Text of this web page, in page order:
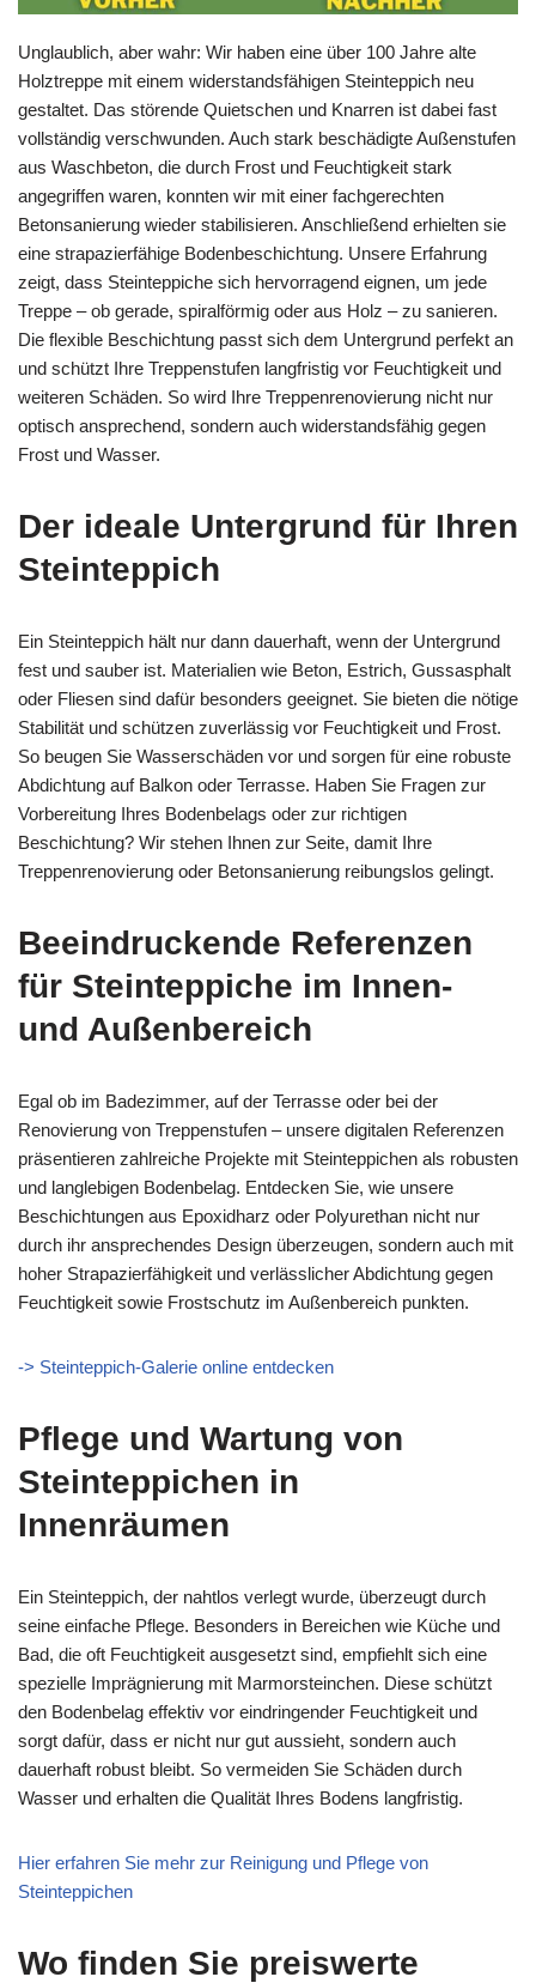
Unglaublich, aber wahr: Wir haben eine über 100 Jahre alte
Holztreppe mit einem widerstandsfähigen Steinteppich neu
gestaltet. Das störende Quietschen und Knarren ist dabei fast
vollständig verschwunden. Auch stark beschädigte Außenstufen
aus Waschbeton, die durch Frost und Feuchtigkeit stark
angegriffen waren, konnten wir mit einer fachgerechten
Betonsanierung wieder stabilisieren. Anschließend erhielten sie
eine strapazierfähige Bodenbeschichtung. Unsere Erfahrung
zeigt, dass Steinteppiche sich hervorragend eignen, um jede
Treppe – ob gerade, spiralförmig oder aus Holz – zu sanieren.
Die flexible Beschichtung passt sich dem Untergrund perfekt an
und schützt Ihre Treppenstufen langfristig vor Feuchtigkeit und
weiteren Schäden. So wird Ihre Treppenrenovierung nicht nur
optisch ansprechend, sondern auch widerstandsfähig gegen
Frost und Wasser.
Der ideale Untergrund für Ihren
Steinteppich
Ein Steinteppich hält nur dann dauerhaft, wenn der Untergrund
fest und sauber ist. Materialien wie Beton, Estrich, Gussasphalt
oder Fliesen sind dafür besonders geeignet. Sie bieten die nötige
Stabilität und schützen zuverlässig vor Feuchtigkeit und Frost.
So beugen Sie Wasserschäden vor und sorgen für eine robuste
Abdichtung auf Balkon oder Terrasse. Haben Sie Fragen zur
Vorbereitung Ihres Bodenbelags oder zur richtigen
Beschichtung? Wir stehen Ihnen zur Seite, damit Ihre
Treppenrenovierung oder Betonsanierung reibungslos gelingt.
Beeindruckende Referenzen
für Steinteppiche im Innen-
und Außenbereich
Egal ob im Badezimmer, auf der Terrasse oder bei der
Renovierung von Treppenstufen – unsere digitalen Referenzen
präsentieren zahlreiche Projekte mit Steinteppichen als robusten
und langlebigen Bodenbelag. Entdecken Sie, wie unsere
Beschichtungen aus Epoxidharz oder Polyurethan nicht nur
durch ihr ansprechendes Design überzeugen, sondern auch mit
hoher Strapazierfähigkeit und verlässlicher Abdichtung gegen
Feuchtigkeit sowie Frostschutz im Außenbereich punkten.
-> Steinteppich-Galerie online entdecken
Pflege und Wartung von
Steinteppichen in
Innenräumen
Ein Steinteppich, der nahtlos verlegt wurde, überzeugt durch
seine einfache Pflege. Besonders in Bereichen wie Küche und
Bad, die oft Feuchtigkeit ausgesetzt sind, empfiehlt sich eine
spezielle Imprägnierung mit Marmorsteinchen. Diese schützt
den Bodenbelag effektiv vor eindringender Feuchtigkeit und
sorgt dafür, dass er nicht nur gut aussieht, sondern auch
dauerhaft robust bleibt. So vermeiden Sie Schäden durch
Wasser und erhalten die Qualität Ihres Bodens langfristig.
Hier erfahren Sie mehr zur Reinigung und Pflege von
Steinteppichen
Wo finden Sie preiswerte